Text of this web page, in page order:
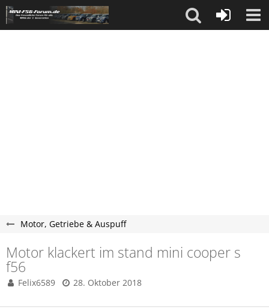
Motor, Getriebe & Auspuff
Motor klackert im stand mini cooper s
f56
Felix6589 28. Oktober 2018